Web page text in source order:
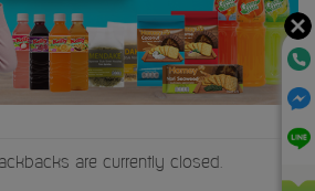
are currently closed.